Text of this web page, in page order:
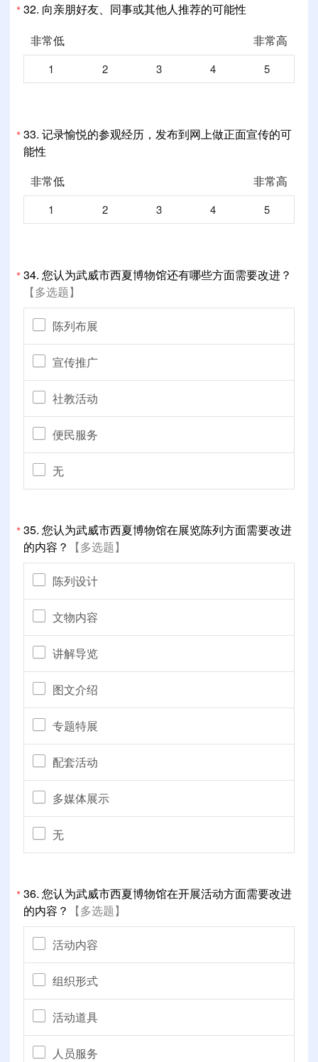
*32. 向亲朋好友、同事或其他人推荐的可能性
非常低
非常高
1 2 3 4 5
*33. 记录愉悦的参观经历，发布到网上做正面宣传的可
能性
非常低
非常高
1 2 3 4 5
*34. 您认为武威市西夏博物馆还有哪些方面需要改进？
【多选题】
陈列布展
宣传推广
社教活动
便民服务
无
*35. 您认为武威市西夏博物馆在展览陈列方面需要改进
的内容？
【多选题】
陈列设计
文物内容
讲解导览
图文介绍
专题特展
配套活动
多媒体展示
无
*36. 您认为武威市西夏博物馆在开展活动方面需要改进
的内容？
【多选题】
活动内容
组织形式
活动道具
人员服务